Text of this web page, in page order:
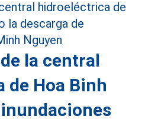
la central
Hoa Binh